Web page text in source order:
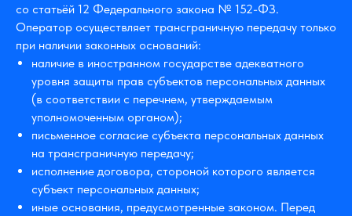
со статьёй 12 Федерального закона № 152-ФЗ.
Оператор осуществляет трансграничную передачу только
при наличии законных оснований:
наличие в иностранном государстве адекватного
уровня защиты прав субъектов персональных данных
(в соответствии с перечнем, утверждаемым
уполномоченным органом);
письменное согласие субъекта персональных данных
на трансграничную передачу;
исполнение договора, стороной которого является
субъект персональных данных;
иные основания, предусмотренные законом. Перед